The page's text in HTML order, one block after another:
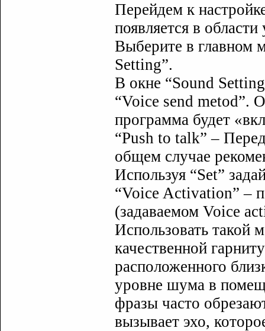
Перейдем к
появляется в
Выберите в главном
Setting”.
В окне “Sound
“Voice send metod”.
программа будет
“Push to talk” –
общем случае
Используя “Set”
“Voice Activation” –
(задаваемом Voice
Использовать такой
качественной
расположенного
уровне шума в
фразы часто
вызывает эхо,